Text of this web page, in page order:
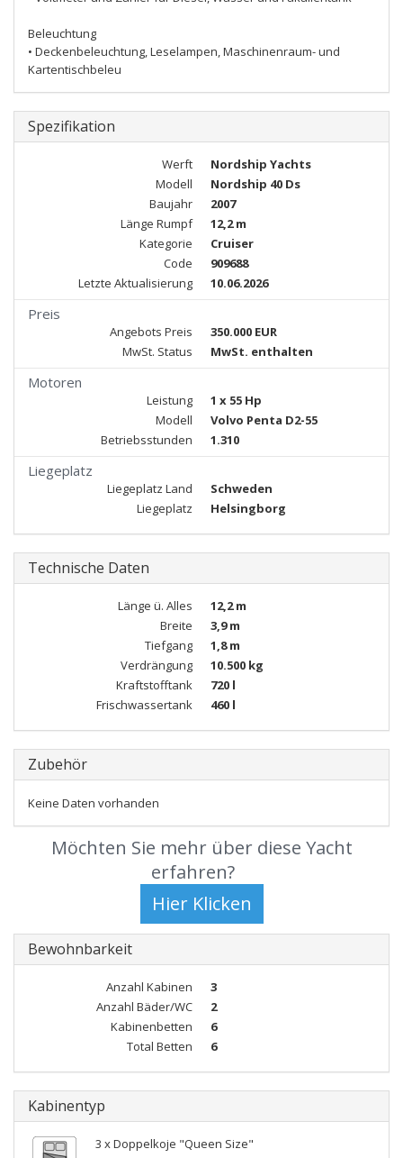
Beleuchtung
• Deckenbeleuchtung, Leselampen, Maschinenraum- und
Kartentischbeleu
Spezifikation
Werft
Nordship Yachts
Modell
Nordship 40 Ds
Baujahr
2007
Länge Rumpf
12,2 m
Kategorie
Cruiser
Code
909688
Letzte Aktualisierung
10.06.2026
Preis
Angebots Preis
350.000 EUR
MwSt. Status
MwSt. enthalten
Motoren
Leistung
1 x 55 Hp
Modell
Volvo Penta D2-55
Betriebsstunden
1.310
Liegeplatz
Liegeplatz Land
Schweden
Liegeplatz
Helsingborg
Technische Daten
Länge ü. Alles
12,2 m
Breite
3,9 m
Tiefgang
1,8 m
Verdrängung
10.500 kg
Kraftstofftank
720 l
Frischwassertank
460 l
Zubehör
Keine Daten vorhanden
Möchten Sie mehr über diese Yacht
erfahren?
Bewohnbarkeit
Anzahl Kabinen
3
Anzahl Bäder/WC
2
Kabinenbetten
6
Total Betten
6
Kabinentyp
3 x Doppelkoje "Queen Size"